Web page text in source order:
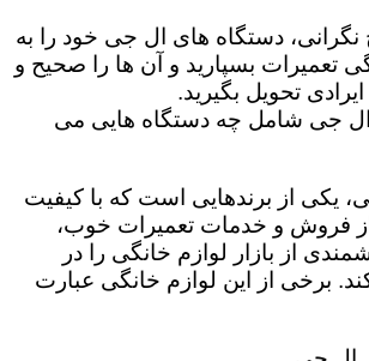
نگرانی، دستگاه های ال جی خود را به
تعمیرات بسپارید و آن ها را صحیح و
تحویل بگیرید.
جی شامل چه دستگاه هایی می
یکی از برندهایی است که با کیفیت
فروش و خدمات تعمیرات خوب،
از بازار لوازم خانگی را در
کند. برخی از این لوازم خانگی عبارت